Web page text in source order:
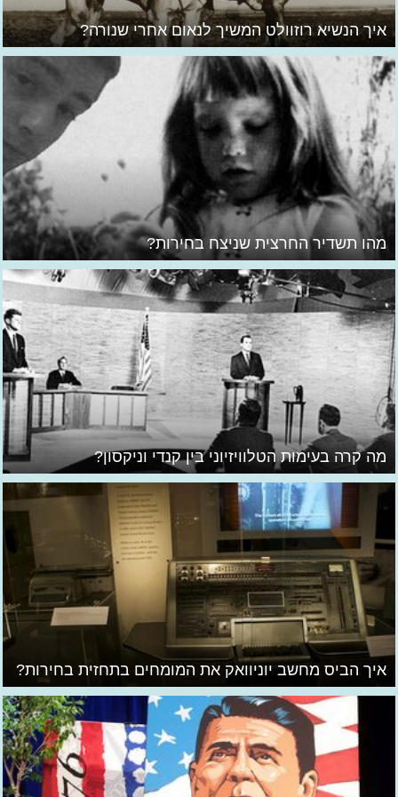
איך הנשיא רוזוולט המשיך לנאום אחרי שנורה?
מהו תשדיר החרצית שניצח בחירות?
מה קרה בעימות הטלוויזיוני בין קנדי וניקסון?
איך הביס מחשב יוניוואק את המומחים בתחזית בחירות?